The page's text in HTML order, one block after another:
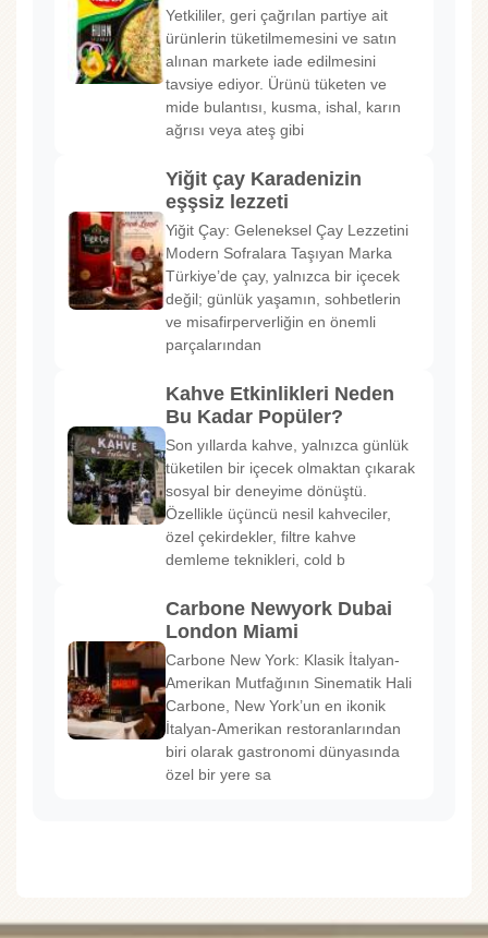
Yetkililer, geri çağrılan partiye ait
ürünlerin tüketilmemesini ve satın
alınan markete iade edilmesini
tavsiye ediyor. Ürünü tüketen ve
mide bulantısı, kusma, ishal, karın
ağrısı veya ateş gibi
Yiğit çay Karadenizin
eşşsiz lezzeti
Yiğit Çay: Geleneksel Çay Lezzetini
Modern Sofralara Taşıyan Marka
Türkiye’de çay, yalnızca bir içecek
değil; günlük yaşamın, sohbetlerin
ve misafirperverliğin en önemli
parçalarından
Kahve Etkinlikleri Neden
Bu Kadar Popüler?
Son yıllarda kahve, yalnızca günlük
tüketilen bir içecek olmaktan çıkarak
sosyal bir deneyime dönüştü.
Özellikle üçüncü nesil kahveciler,
özel çekirdekler, filtre kahve
demleme teknikleri, cold b
Carbone Newyork Dubai
London Miami
Carbone New York: Klasik İtalyan-
Amerikan Mutfağının Sinematik Hali
Carbone, New York’un en ikonik
İtalyan-Amerikan restoranlarından
biri olarak gastronomi dünyasında
özel bir yere sa